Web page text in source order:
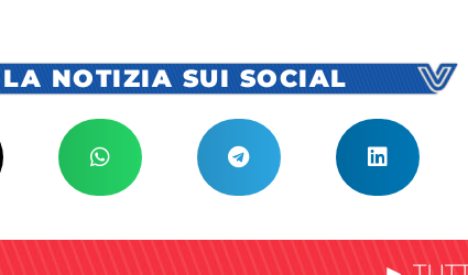
NOTIZIA SUI SOCIAL